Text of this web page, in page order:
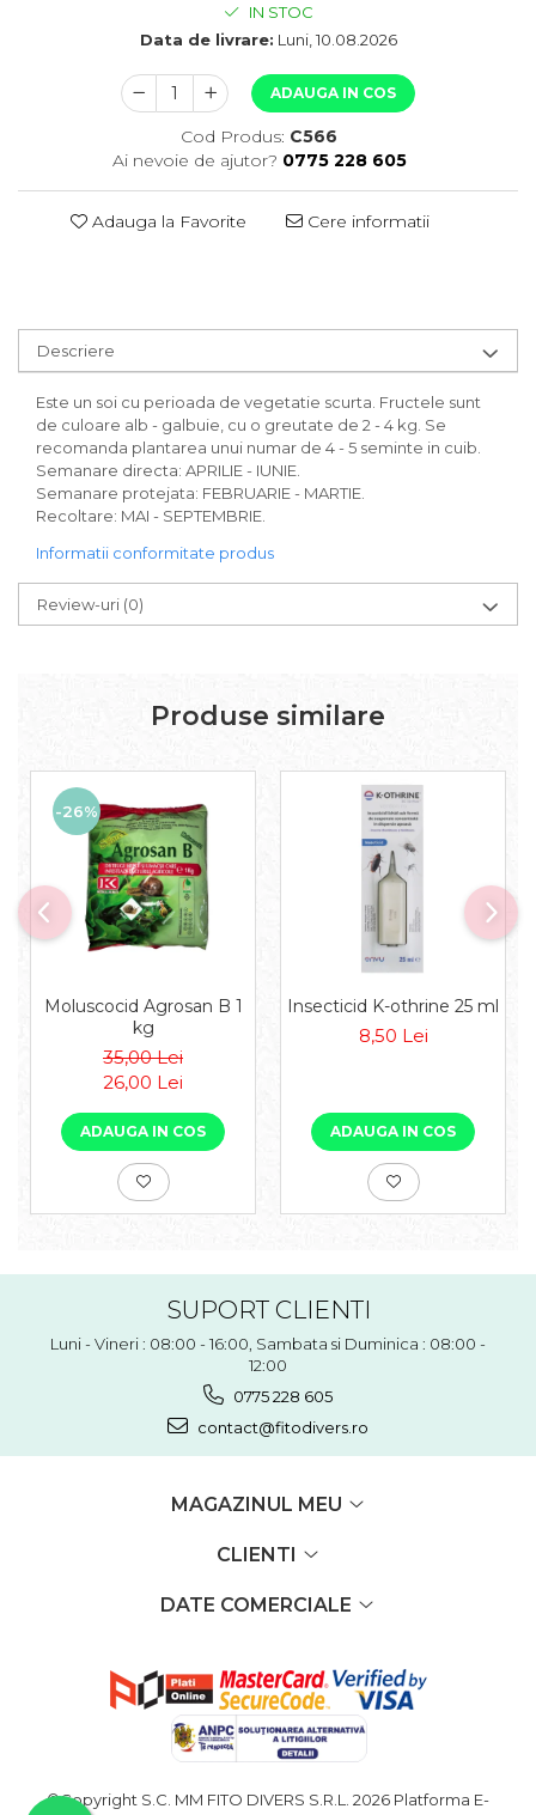
IN STOC
Data de livrare: Luni, 10.08.2026
ADAUGA IN COS
Cod Produs: C566
Ai nevoie de ajutor? 0775 228 605
Adauga la Favorite Cere informatii
Descriere
Este un soi cu perioada de vegetatie scurta. Fructele sunt
de culoare alb - galbuie, cu o greutate de 2 - 4 kg. Se
recomanda plantarea unui numar de 4 - 5 seminte in cuib.
Semanare directa: APRILIE - IUNIE.
Semanare protejata: FEBRUARIE - MARTIE.
Recoltare: MAI - SEPTEMBRIE.
Informatii conformitate produs
Review-uri (0)
Produse similare
-26%
Moluscocid Agrosan B 1
kg
35,00 Lei
26,00 Lei
ADAUGA IN COS
Insecticid K-othrine 25 ml
8,50 Lei
ADAUGA IN COS
SUPORT CLIENTI
Luni - Vineri : 08:00 - 16:00, Sambata si Duminica : 08:00 -
12:00
0775 228 605
contact@fitodivers.ro
MAGAZINUL MEU
CLIENTI
DATE COMERCIALE
©Copyright S.C. MM FITO DIVERS S.R.L. 2026 Platforma E-